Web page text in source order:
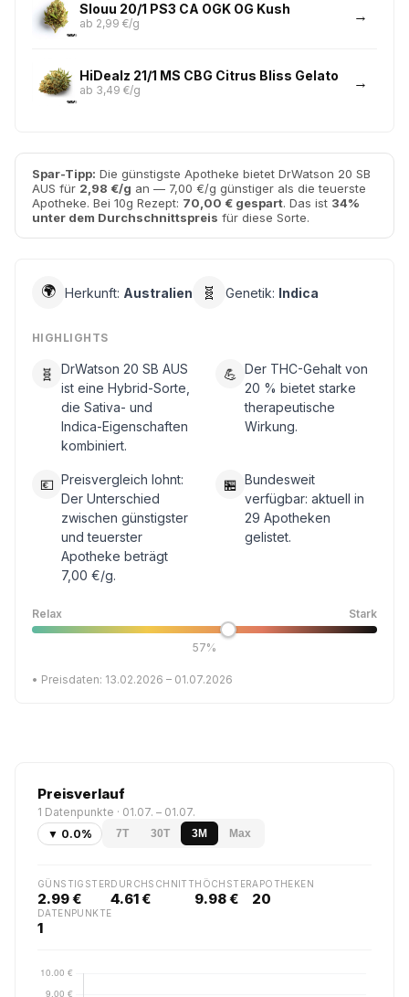
Slouu 20/1 PS3 CA OGK OG Kush
ab 2,99 €/g
HiDealz 21/1 MS CBG Citrus Bliss Gelato
ab 3,49 €/g
Spar-Tipp: Die günstigste Apotheke bietet DrWatson 20 SB
AUS für 2,98 €/g an — 7,00 €/g günstiger als die teuerste
Apotheke. Bei 10g Rezept: 70,00 € gespart. Das ist 34%
unter dem Durchschnittspreis für diese Sorte.
🌍 Herkunft: Australien 🧬 Genetik: Indica
HIGHLIGHTS
🧬
DrWatson 20 SB AUS
ist eine Hybrid-Sorte,
die Sativa- und
Indica-Eigenschaften
kombiniert.
💪 Der THC-Gehalt von
20 % bietet starke
therapeutische
Wirkung.
💶 Preisvergleich lohnt:
Der Unterschied
zwischen günstigster
und teuerster
Apotheke beträgt
7,00 €/g.
🏪 Bundesweit
verfügbar: aktuell in
29 Apotheken
gelistet.
Relax Stark
57%
• Preisdaten: 13.02.2026 – 01.07.2026
Preisverlauf
1 Datenpunkte · 01.07. – 01.07.
▼ 0.0%
7T 30T 3M Max
GÜNSTIGSTER
2.99 €
DURCHSCHNITT
4.61 €
HÖCHSTER
9.98 €
APOTHEKEN
20
DATENPUNKTE
1